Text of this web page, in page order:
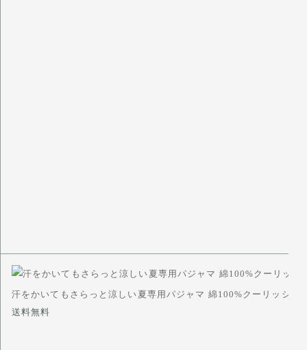
汗をかいてもさらっと涼しい夏専用パジャマ 綿100%クーリッシュ
送料無料